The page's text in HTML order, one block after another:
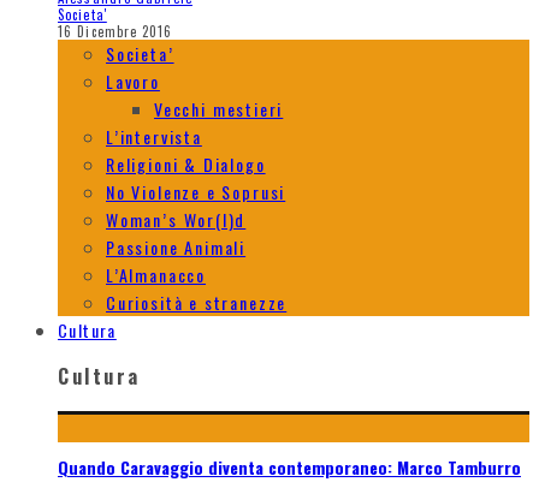
Societa'
16 Dicembre 2016
Societa’
Lavoro
Vecchi mestieri
L’intervista
Religioni & Dialogo
No Violenze e Soprusi
Woman’s Wor(l)d
Passione Animali
L’Almanacco
Curiosità e stranezze
Cultura
Cultura
Quando Caravaggio diventa contemporaneo: Marco Tamburro